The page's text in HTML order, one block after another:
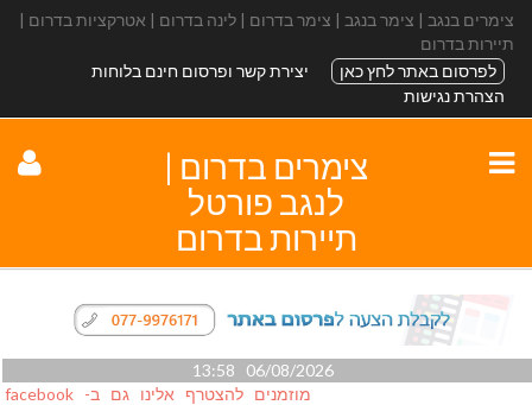
צימרים בנגב | צימר בנגב | צימר בדרום | לינה בדרום | אטרקציות בדרום |
תיירות בדרום
לפרסום באתר לחץ כאן
יצירת קשר ופרסום חינם בלוחות
הצהרת נגישות
צימרים בדרום |
לנגב פורטל
תיירות בדרום
06/08/2026 13:58
מוזמנים להצטרף אלינו גם ב- facebook